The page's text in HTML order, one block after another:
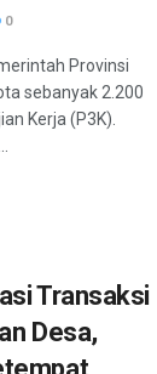
0
Provinsi
sebanyak 2.200
Kerja (P3K).
Transaksi
Desa,